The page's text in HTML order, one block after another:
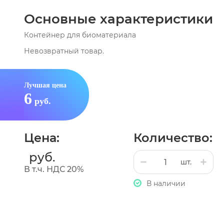
Основные характеристики
Контейнер для биоматериала
Невозвратный товар.
Лучшая цена
6 руб.
Цена:
руб.
В т.ч. НДС 20%
Количество:
шт.
В наличии